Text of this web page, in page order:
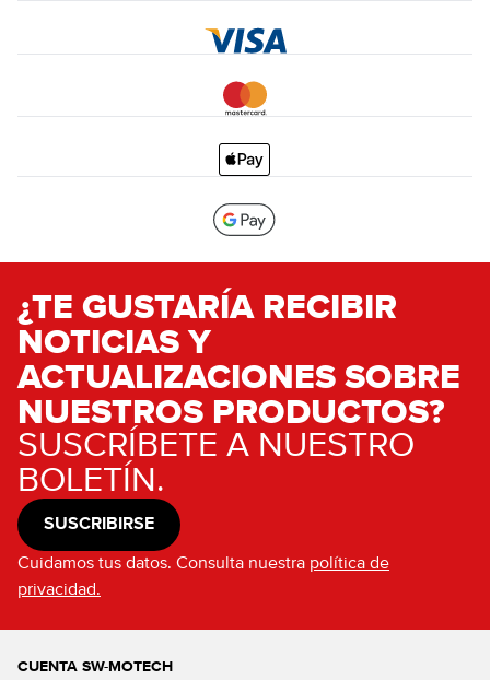
¿TE GUSTARÍA RECIBIR
NOTICIAS Y
ACTUALIZACIONES SOBRE
NUESTROS PRODUCTOS?
SUSCRÍBETE A NUESTRO
BOLETÍN.
SUSCRIBIRSE
Cuidamos tus datos. Consulta nuestra política de
privacidad.
CUENTA SW-MOTECH